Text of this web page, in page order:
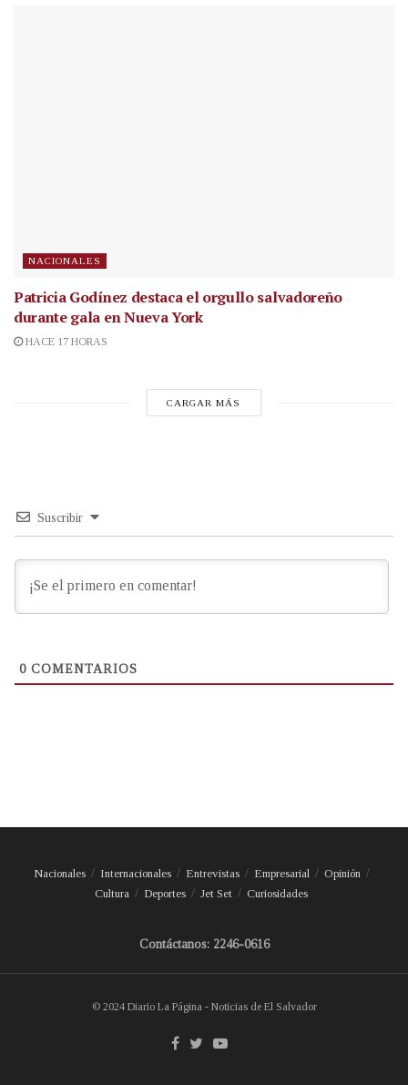
NACIONALES
Patricia Godínez destaca el orgullo salvadoreño
durante gala en Nueva York
HACE 17 HORAS
CARGAR MÁS
Suscribir
0 COMENTARIOS
Nacionales Internacionales Entrevistas Empresarial
Opinión
Cultura
Deportes Jet Set Curiosidades
Contáctanos: 2246-0616
© 2024 Diario La Página - Noticias de El Salvador